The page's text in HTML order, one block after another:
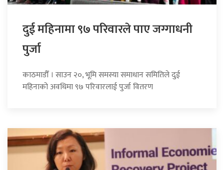
दुई महिनामा ९७ परिवारले पाए जग्गाधनी
पुर्जा
काठमाडौँ । साउन २०, भूमि समस्या समाधान समितिले दुई
महिनाको अवधिमा ९७ परिवारलाई पुर्जा वितरण